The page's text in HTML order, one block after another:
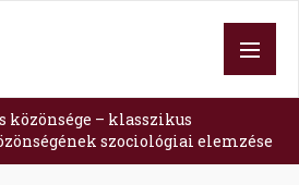
közönsége – klasszikus
szociológiai elemzése